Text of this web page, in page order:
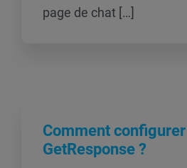
page de chat […]
Comment
GetResponse ?